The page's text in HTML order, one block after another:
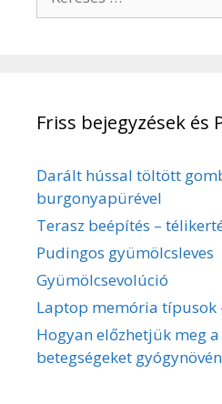
s
Friss bejegyzések és
Darált hússal töltött
burgonyapürével
Terasz beépítés –
Pudingos gyümölcsleves
Gyümölcsevolúció
Laptop memória típusok
Hogyan előzhetjük meg
betegségeket